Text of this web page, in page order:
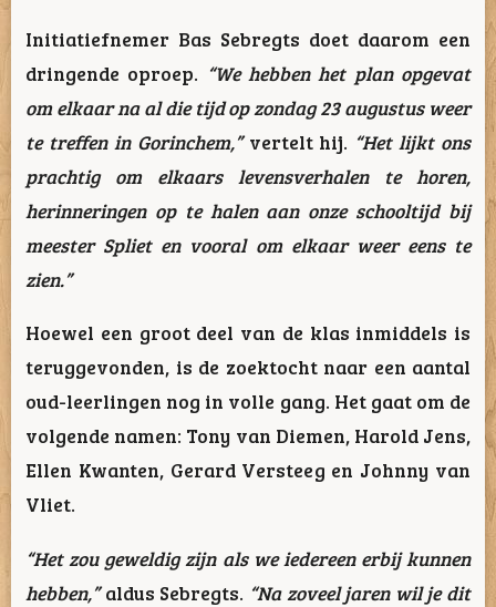
Initiatiefnemer Bas Sebregts doet daarom een
dringende oproep. “We hebben het plan opgevat
om elkaar na al die tijd op zondag 23 augustus weer
te treffen in Gorinchem,”vertelt hij. “Het lijkt ons
prachtig om elkaars levensverhalen te horen,
herinneringen op te halen aan onze schooltijd bij
meester Spliet en vooral om elkaar weer eens te
zien.”
Hoewel een groot deel van de klas inmiddels is
teruggevonden, is de zoektocht naar een aantal
oud-leerlingen nog in volle gang. Het gaat om de
volgende namen: Tony van Diemen, Harold Jens,
Ellen Kwanten, Gerard Versteeg en Johnny van
Vliet.
“Het zou geweldig zijn als we iedereen erbij kunnen
hebben,”aldus Sebregts. “Na zoveel jaren wil je dit